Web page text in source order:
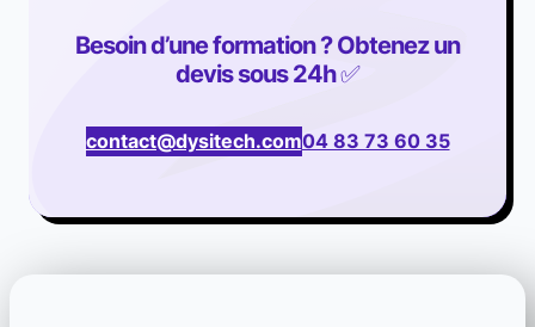
Besoin d’une formation ? Obtenez un
devis sous 24h✅
contact@dysitech.com04 83 73 60 35